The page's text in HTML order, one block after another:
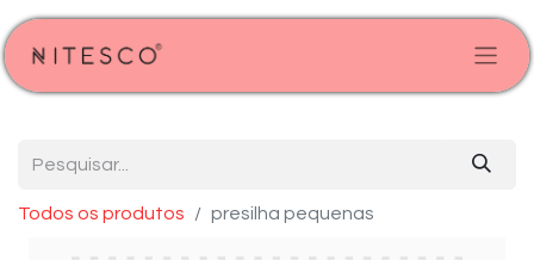
Todos os produtos presilha pequenas